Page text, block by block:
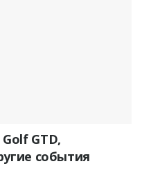
GTD,
события